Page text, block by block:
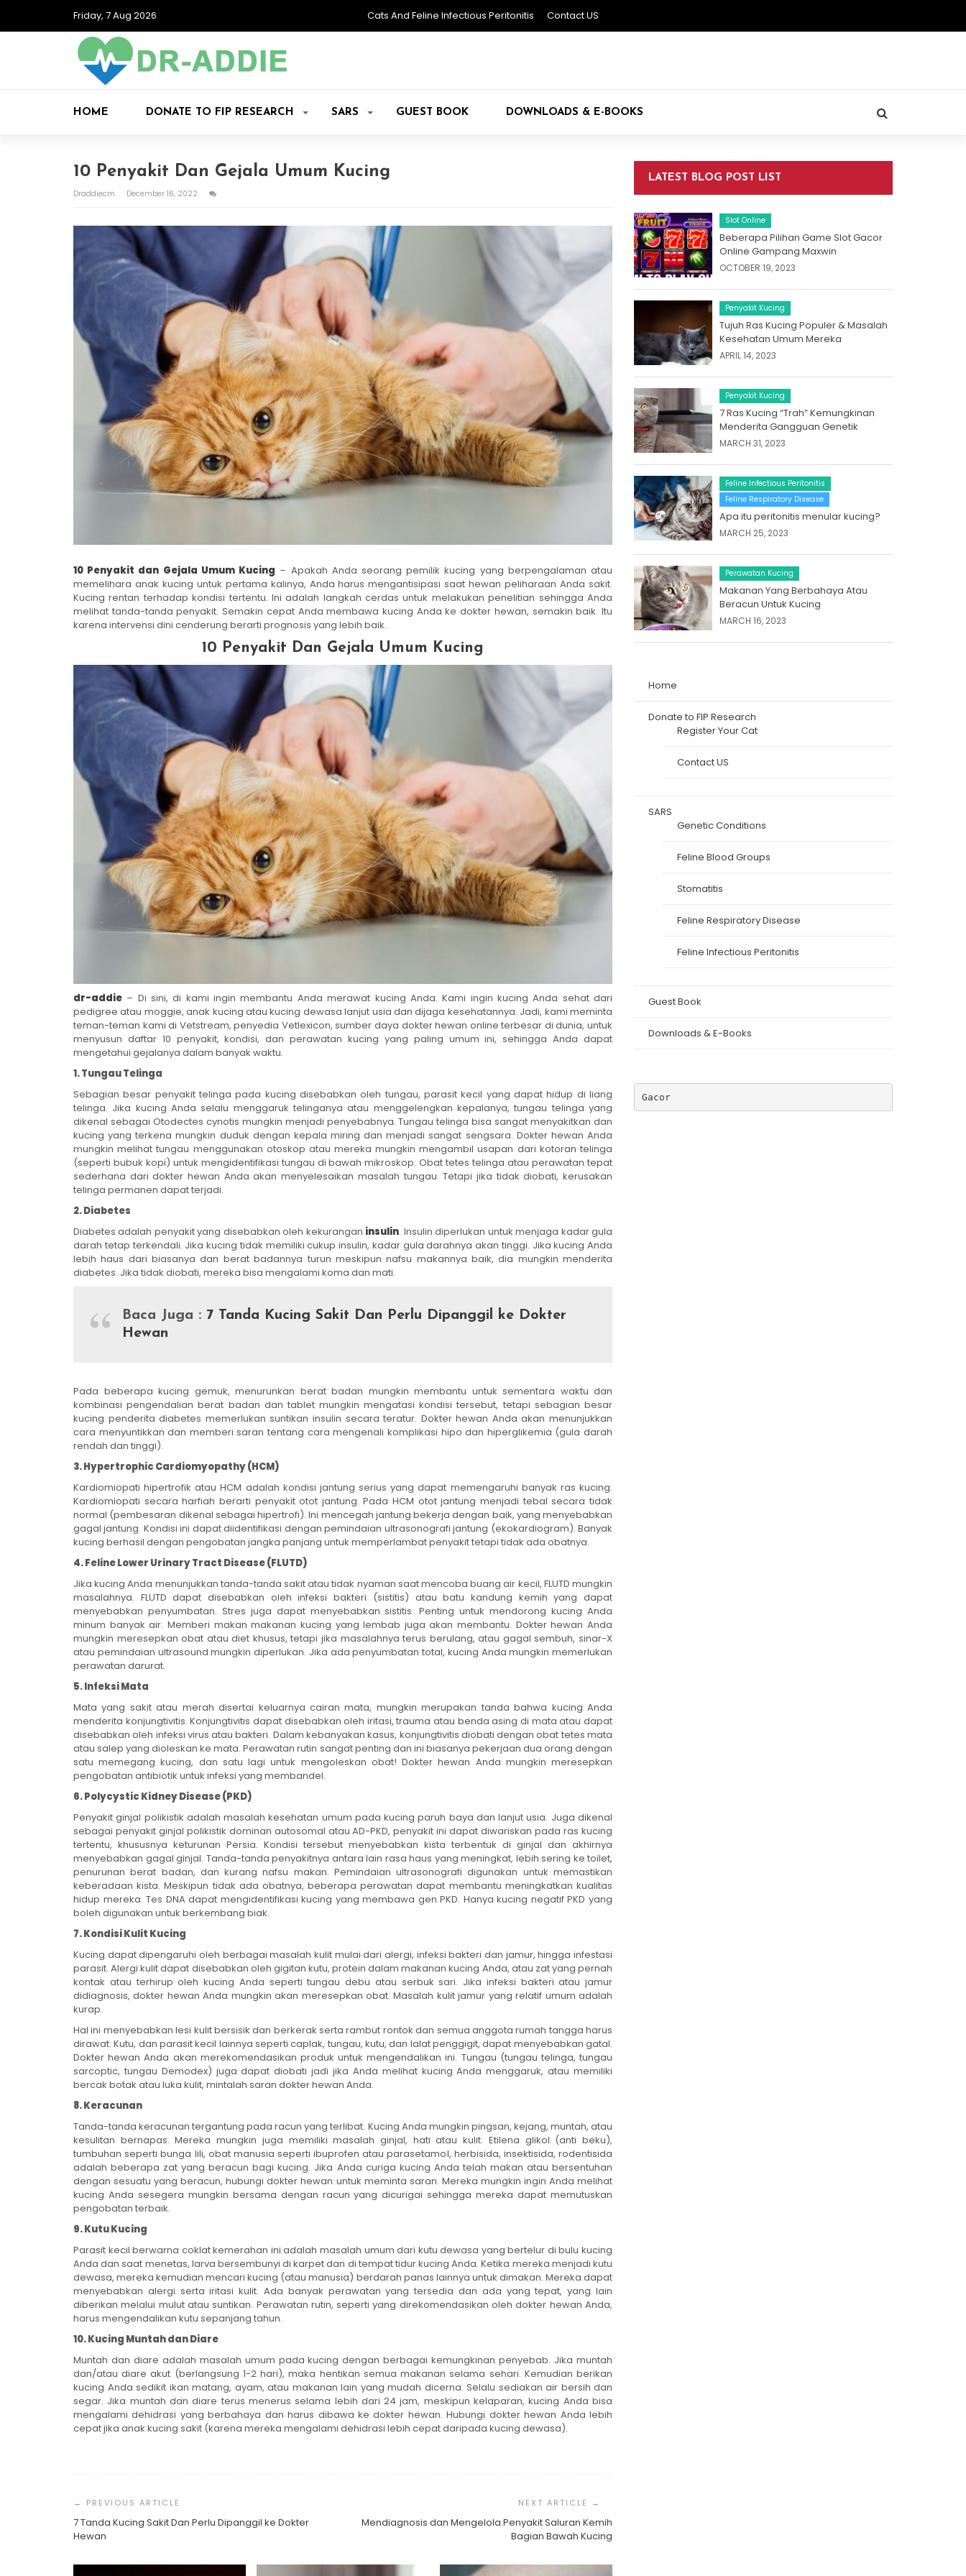
Friday, 7 Aug 2026 Cats And Feline Infectious Peritonitis Contact US
HOME DONATE TO FIP RESEARCH SARS GUEST BOOK DOWNLOADS & E-BOOKS
10 Penyakit Dan Gejala Umum Kucing
Draddiecm December 16, 2022
10 Penyakit dan Gejala Umum Kucing – Apakah Anda seorang pemilik kucing yang berpengalaman atau
memelihara anak kucing untuk pertama kalinya, Anda harus mengantisipasi saat hewan peliharaan Anda sakit.
Kucing rentan terhadap kondisi tertentu. Ini adalah langkah cerdas untuk melakukan penelitian sehingga Anda
melihat tanda-tanda penyakit. Semakin cepat Anda membawa kucing Anda ke dokter hewan, semakin baik. Itu
karena intervensi dini cenderung berarti prognosis yang lebih baik.
10 Penyakit Dan Gejala Umum Kucing
dr-addie – Di sini, di kami ingin membantu Anda merawat kucing Anda. Kami ingin kucing Anda sehat dari
pedigree atau moggie, anak kucing atau kucing dewasa lanjut usia dan dijaga kesehatannya. Jadi, kami meminta
teman-teman kami di Vetstream, penyedia Vetlexicon, sumber daya dokter hewan online terbesar di dunia, untuk
menyusun daftar 10 penyakit, kondisi, dan perawatan kucing yang paling umum ini, sehingga Anda dapat
mengetahui gejalanya dalam banyak waktu.
1. Tungau Telinga
Sebagian besar penyakit telinga pada kucing disebabkan oleh tungau, parasit kecil yang dapat hidup di liang
telinga. Jika kucing Anda selalu menggaruk telinganya atau menggelengkan kepalanya, tungau telinga yang
dikenal sebagai Otodectes cynotis mungkin menjadi penyebabnya. Tungau telinga bisa sangat menyakitkan dan
kucing yang terkena mungkin duduk dengan kepala miring dan menjadi sangat sengsara. Dokter hewan Anda
mungkin melihat tungau menggunakan otoskop atau mereka mungkin mengambil usapan dari kotoran telinga
(seperti bubuk kopi) untuk mengidentifikasi tungau di bawah mikroskop. Obat tetes telinga atau perawatan tepat
sederhana dari dokter hewan Anda akan menyelesaikan masalah tungau. Tetapi jika tidak diobati, kerusakan
telinga permanen dapat terjadi.
2. Diabetes
Diabetes adalah penyakit yang disebabkan oleh kekurangan insulin. Insulin diperlukan untuk menjaga kadar gula
darah tetap terkendali. Jika kucing tidak memiliki cukup insulin, kadar gula darahnya akan tinggi. Jika kucing Anda
lebih haus dari biasanya dan berat badannya turun meskipun nafsu makannya baik, dia mungkin menderita
diabetes. Jika tidak diobati, mereka bisa mengalami koma dan mati.
Baca Juga : 7 Tanda Kucing Sakit Dan Perlu Dipanggil ke Dokter
Hewan
Pada beberapa kucing gemuk, menurunkan berat badan mungkin membantu untuk sementara waktu dan
kombinasi pengendalian berat badan dan tablet mungkin mengatasi kondisi tersebut, tetapi sebagian besar
kucing penderita diabetes memerlukan suntikan insulin secara teratur. Dokter hewan Anda akan menunjukkan
cara menyuntikkan dan memberi saran tentang cara mengenali komplikasi hipo dan hiperglikemia (gula darah
rendah dan tinggi).
3. Hypertrophic Cardiomyopathy (HCM)
Kardiomiopati hipertrofik atau HCM adalah kondisi jantung serius yang dapat memengaruhi banyak ras kucing.
Kardiomiopati secara harfiah berarti penyakit otot jantung. Pada HCM otot jantung menjadi tebal secara tidak
normal (pembesaran dikenal sebagai hipertrofi). Ini mencegah jantung bekerja dengan baik, yang menyebabkan
gagal jantung. Kondisi ini dapat diidentifikasi dengan pemindaian ultrasonografi jantung (ekokardiogram). Banyak
kucing berhasil dengan pengobatan jangka panjang untuk memperlambat penyakit tetapi tidak ada obatnya.
4. Feline Lower Urinary Tract Disease (FLUTD)
Jika kucing Anda menunjukkan tanda-tanda sakit atau tidak nyaman saat mencoba buang air kecil, FLUTD mungkin
masalahnya. FLUTD dapat disebabkan oleh infeksi bakteri (sistitis) atau batu kandung kemih yang dapat
menyebabkan penyumbatan. Stres juga dapat menyebabkan sistitis. Penting untuk mendorong kucing Anda
minum banyak air. Memberi makan makanan kucing yang lembab juga akan membantu. Dokter hewan Anda
mungkin meresepkan obat atau diet khusus, tetapi jika masalahnya terus berulang, atau gagal sembuh, sinar-X
atau pemindaian ultrasound mungkin diperlukan. Jika ada penyumbatan total, kucing Anda mungkin memerlukan
perawatan darurat.
5. Infeksi Mata
Mata yang sakit atau merah disertai keluarnya cairan mata, mungkin merupakan tanda bahwa kucing Anda
menderita konjungtivitis. Konjungtivitis dapat disebabkan oleh iritasi, trauma atau benda asing di mata atau dapat
disebabkan oleh infeksi virus atau bakteri. Dalam kebanyakan kasus, konjungtivitis diobati dengan obat tetes mata
atau salep yang dioleskan ke mata. Perawatan rutin sangat penting dan ini biasanya pekerjaan dua orang dengan
satu memegang kucing, dan satu lagi untuk mengoleskan obat! Dokter hewan Anda mungkin meresepkan
pengobatan antibiotik untuk infeksi yang membandel.
6. Polycystic Kidney Disease (PKD)
Penyakit ginjal polikistik adalah masalah kesehatan umum pada kucing paruh baya dan lanjut usia. Juga dikenal
sebagai penyakit ginjal polikistik dominan autosomal atau AD-PKD, penyakit ini dapat diwariskan pada ras kucing
tertentu, khususnya keturunan Persia. Kondisi tersebut menyebabkan kista terbentuk di ginjal dan akhirnya
menyebabkan gagal ginjal. Tanda-tanda penyakitnya antara lain rasa haus yang meningkat, lebih sering ke toilet,
penurunan berat badan, dan kurang nafsu makan. Pemindaian ultrasonografi digunakan untuk memastikan
keberadaan kista. Meskipun tidak ada obatnya, beberapa perawatan dapat membantu meningkatkan kualitas
hidup mereka. Tes DNA dapat mengidentifikasi kucing yang membawa gen PKD. Hanya kucing negatif PKD yang
boleh digunakan untuk berkembang biak.
7. Kondisi Kulit Kucing
Kucing dapat dipengaruhi oleh berbagai masalah kulit mulai dari alergi, infeksi bakteri dan jamur, hingga infestasi
parasit. Alergi kulit dapat disebabkan oleh gigitan kutu, protein dalam makanan kucing Anda, atau zat yang pernah
kontak atau terhirup oleh kucing Anda seperti tungau debu atau serbuk sari. Jika infeksi bakteri atau jamur
didiagnosis, dokter hewan Anda mungkin akan meresepkan obat. Masalah kulit jamur yang relatif umum adalah
kurap.
Hal ini menyebabkan lesi kulit bersisik dan berkerak serta rambut rontok dan semua anggota rumah tangga harus
dirawat. Kutu, dan parasit kecil lainnya seperti caplak, tungau, kutu, dan lalat penggigit, dapat menyebabkan gatal.
Dokter hewan Anda akan merekomendasikan produk untuk mengendalikan ini. Tungau (tungau telinga, tungau
sarcoptic, tungau Demodex) juga dapat diobati jadi jika Anda melihat kucing Anda menggaruk, atau memiliki
bercak botak atau luka kulit, mintalah saran dokter hewan Anda.
8. Keracunan
Tanda-tanda keracunan tergantung pada racun yang terlibat. Kucing Anda mungkin pingsan, kejang, muntah, atau
kesulitan bernapas. Mereka mungkin juga memiliki masalah ginjal, hati atau kulit. Etilena glikol (anti beku),
tumbuhan seperti bunga lili, obat manusia seperti ibuprofen atau parasetamol, herbisida, insektisida, rodentisida
adalah beberapa zat yang beracun bagi kucing. Jika Anda curiga kucing Anda telah makan atau bersentuhan
dengan sesuatu yang beracun, hubungi dokter hewan untuk meminta saran. Mereka mungkin ingin Anda melihat
kucing Anda sesegera mungkin bersama dengan racun yang dicurigai sehingga mereka dapat memutuskan
pengobatan terbaik.
9. Kutu Kucing
Parasit kecil berwarna coklat kemerahan ini adalah masalah umum dari kutu dewasa yang bertelur di bulu kucing
Anda dan saat menetas, larva bersembunyi di karpet dan di tempat tidur kucing Anda. Ketika mereka menjadi kutu
dewasa, mereka kemudian mencari kucing (atau manusia) berdarah panas lainnya untuk dimakan. Mereka dapat
menyebabkan alergi serta iritasi kulit. Ada banyak perawatan yang tersedia dan ada yang tepat, yang lain
diberikan melalui mulut atau suntikan. Perawatan rutin, seperti yang direkomendasikan oleh dokter hewan Anda,
harus mengendalikan kutu sepanjang tahun.
10. Kucing Muntah dan Diare
Muntah dan diare adalah masalah umum pada kucing dengan berbagai kemungkinan penyebab. Jika muntah
dan/atau diare akut (berlangsung 1-2 hari), maka hentikan semua makanan selama sehari. Kemudian berikan
kucing Anda sedikit ikan matang, ayam, atau makanan lain yang mudah dicerna. Selalu sediakan air bersih dan
segar. Jika muntah dan diare terus menerus selama lebih dari 24 jam, meskipun kelaparan, kucing Anda bisa
mengalami dehidrasi yang berbahaya dan harus dibawa ke dokter hewan. Hubungi dokter hewan Anda lebih
cepat jika anak kucing sakit (karena mereka mengalami dehidrasi lebih cepat daripada kucing dewasa).
Navigation
7 Tanda Kucing Sakit Dan Perlu Dipanggil ke Dokter
Hewan
Mendiagnosis dan Mengelola Penyakit Saluran Kemih
Bagian Bawah Kucing
LATEST BLOG POST LIST
Slot Online
Beberapa Pilihan Game Slot Gacor
Online Gampang Maxwin
OCTOBER 19, 2023
Penyakit Kucing
Tujuh Ras Kucing Populer & Masalah
Kesehatan Umum Mereka
APRIL 14, 2023
Penyakit Kucing
7 Ras Kucing “Trah” Kemungkinan
Menderita Gangguan Genetik
MARCH 31, 2023
Feline Infectious Peritonitis
Feline Respiratory Disease
Apa itu peritonitis menular kucing?
MARCH 25, 2023
Perawatan Kucing
Makanan Yang Berbahaya Atau
Beracun Untuk Kucing
MARCH 16, 2023
Home
Donate to FIP Research
Register Your Cat
Contact US
SARS
Genetic Conditions
Feline Blood Groups
Stomatitis
Feline Respiratory Disease
Feline Infectious Peritonitis
Guest Book
Downloads & E-Books
Gacor